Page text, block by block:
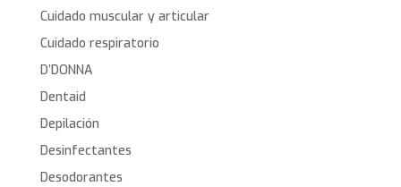
Cuidado muscular y articular
Cuidado respiratorio
D’DONNA
Dentaid
Depilación
Desinfectantes
Desodorantes